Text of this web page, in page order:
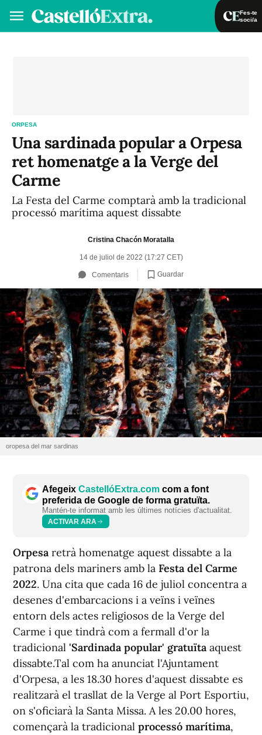
Fes-te
soci/a
ORPESA
Una sardinada popular a Orpesa
ret homenatge a la Verge del
Carme
La Festa del Carme comptarà amb la tradicional
processó marítima aquest dissabte
Cristina Chacón Moratalla
14 de juliol de 2022 (17:27 CET)
Comentaris Guardar
oropesa del mar sardinas
Afegeix CastellóExtra.com com a font
preferida de Google de forma gratuïta.
Mantén-te informat amb les últimes notícies d'actualitat.
ACTIVAR ARA
Orpesa retrà homenatge aquest dissabte a la
patrona dels mariners amb la Festa del Carme
2022. Una cita que cada 16 de juliol concentra a
desenes d'embarcacions i a veïns i veïnes
entorn dels actes religiosos de la Verge del
Carme i que tindrà com a fermall d'or la
tradicional 'Sardinada popular' gratuïta aquest
dissabte.Tal com ha anunciat l'Ajuntament
d'Orpesa, a les 18.30 hores d'aquest dissabte es
realitzarà el trasllat de la Verge al Port Esportiu,
on s'oficiarà la Santa Missa. A les 20.00 hores,
començarà la tradicional processó marítima,